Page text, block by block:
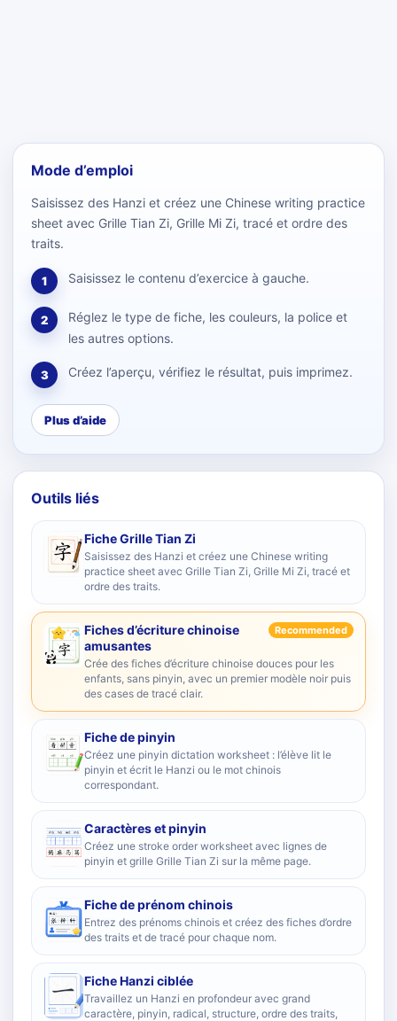
Mode d’emploi
Saisissez des Hanzi et créez une Chinese writing practice
sheet avec Grille Tian Zi, Grille Mi Zi, tracé et ordre des
traits.
1 Saisissez le contenu d’exercice à gauche.
2
Réglez le type de fiche, les couleurs, la police et
les autres options.
3 Créez l’aperçu, vérifiez le résultat, puis imprimez.
Plus d’aide
Outils liés
Fiche Grille Tian Zi
Saisissez des Hanzi et créez une Chinese writing
practice sheet avec Grille Tian Zi, Grille Mi Zi, tracé et
ordre des traits.
Fiches d’écriture chinoise
amusantes
Recommended
Crée des fiches d’écriture chinoise douces pour les
enfants, sans pinyin, avec un premier modèle noir puis
des cases de tracé clair.
Fiche de pinyin
Créez une pinyin dictation worksheet : l’élève lit le
pinyin et écrit le Hanzi ou le mot chinois
correspondant.
Caractères et pinyin
Créez une stroke order worksheet avec lignes de
pinyin et grille Grille Tian Zi sur la même page.
Fiche de prénom chinois
Entrez des prénoms chinois et créez des fiches d’ordre
des traits et de tracé pour chaque nom.
Fiche Hanzi ciblée
Travaillez un Hanzi en profondeur avec grand
caractère, pinyin, radical, structure, ordre des traits,